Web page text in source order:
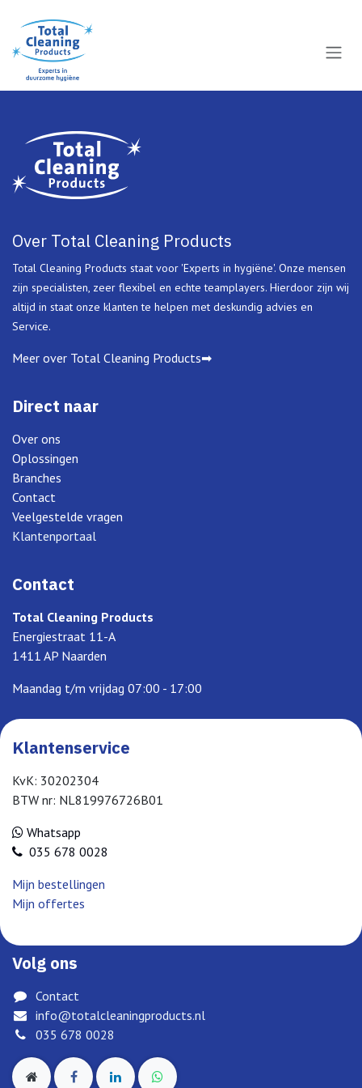
Over Total Cleaning Products
Total Cleaning Products staat voor 'Experts in hygiëne'. Onze mensen
zijn specialisten, zeer flexibel en echte teamplayers. Hierdoor zijn wij
altijd in staat onze klanten te helpen met deskundig advies en
Service.
Meer over Total Cleaning Products➡
Direct naar
Over ons
Oplossingen
Branches
Contact
Veelgestelde vragen
Klantenportaal
Contact
Total Cleaning Products
Energiestraat 11-A
1411 AP Naarden
Maandag t/m vrijdag 07:00 - 17:00
Klantenservice
KvK: 30202304
BTW nr: NL819976726B01
Whatsapp
035 678 0028
Mijn bestellingen
Mijn offertes
Volg ons
Contact
info@totalcleaningproducts.nl
035 678 0028